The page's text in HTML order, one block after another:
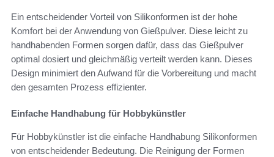
Ein entscheidender Vorteil von Silikonformen ist der hohe
Komfort bei der Anwendung von Gießpulver. Diese leicht zu
handhabenden Formen sorgen dafür, dass das Gießpulver
optimal dosiert und gleichmäßig verteilt werden kann. Dieses
Design minimiert den Aufwand für die Vorbereitung und macht
den gesamten Prozess effizienter.
Einfache Handhabung für Hobbykünstler
Für Hobbykünstler ist die einfache Handhabung Silikonformen
von entscheidender Bedeutung. Die Reinigung der Formen